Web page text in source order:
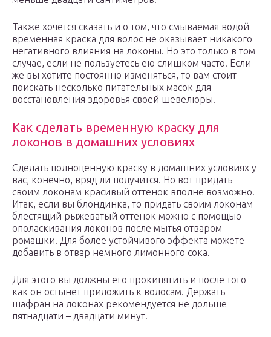
Также хочется сказать и о том, что смываемая водой
временная краска для волос не оказывает никакого
негативного влияния на локоны. Но это только в том
случае, если не пользуетесь ею слишком часто. Если
же вы хотите постоянно изменяться, то вам стоит
поискать несколько питательных масок для
восстановления здоровья своей шевелюры.
Как сделать временную краску для
локонов в домашних условиях
Сделать полноценную краску в домашних условиях у
вас, конечно, вряд ли получится. Но вот придать
своим локонам красивый оттенок вполне возможно.
Итак, если вы блондинка, то придать своим локонам
блестящий рыжеватый оттенок можно с помощью
ополаскивания локонов после мытья отваром
ромашки. Для более устойчивого эффекта можете
добавить в отвар немного лимонного сока.
Для этого вы должны его прокипятить и после того
как он остынет приложить к волосам. Держать
шафран на локонах рекомендуется не дольше
пятнадцати – двадцати минут.